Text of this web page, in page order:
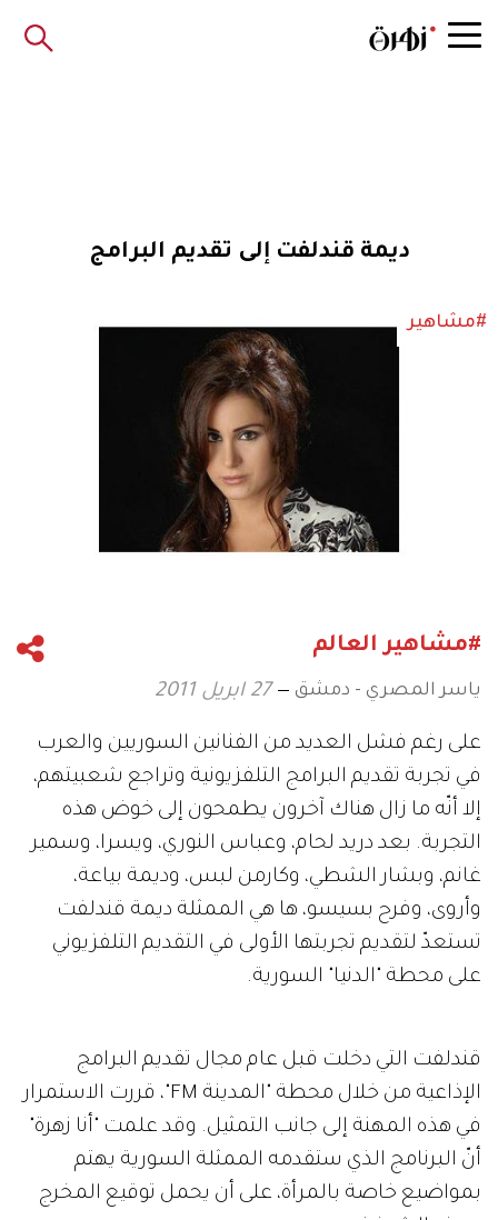
ديمة قندلفت إلى تقديم البرامج
#مشاهير
#مشاهير العالم
ياسر المصري - دمشق 27 ابريل 2011
على رغم فشل العديد من الفنانين السوريين والعرب
في تجربة تقديم البرامج التلفزيونية وتراجع شعبيتهم،
إلا أنّه ما زال هناك آخرون يطمحون إلى خوض هذه
التجربة. بعد دريد لحام، وعباس النوري، ويسرا، وسمير
غانم، وبشار الشطي، وكارمن لبس، وديمة بياعة،
وأروى، وفرح بسيسو، ها هي الممثلة ديمة قندلفت
تستعدّ لتقديم تجربتها الأولى في التقديم التلفزيوني
على محطة "الدنيا" السورية.
قندلفت التي دخلت قبل عام مجال تقديم البرامج
الإذاعية من خلال محطة "المدينة FM"، قررت الاستمرار
في هذه المهنة إلى جانب التمثيل. وقد علمت "أنا زهرة"
أنّ البرنامج الذي ستقدمه الممثلة السورية يهتم
بمواضيع خاصة بالمرأة، على أن يحمل توقيع المخرج